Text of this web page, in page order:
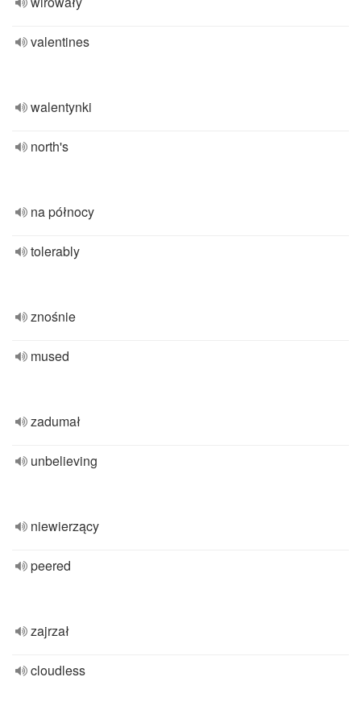
valentines
walentynki
north's
na północy
tolerably
znośnie
mused
zadumał
unbelieving
niewierzący
peered
zajrzał
cloudless